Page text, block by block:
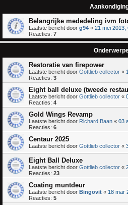
Belangrijke mededeling ivm
Laatste bericht door g94 « 21 mei 2013,
Reacties: 7
Restoratie van firepower
Laatste bericht door Gottlieb collector «
Reacties: 3
Eight ball deluxe (tweede
Laatste bericht door Gottlieb collector «
Reacties: 4
Gold Wings Revamp
Laatste bericht door Richard Baan « 03
Reacties: 6
Centaur 2025
Laatste bericht door Gottlieb collector «
Eight Ball Deluxe
Laatste bericht door Gottlieb collector «
Reacties: 23
Coating muntdeur
Laatste bericht door Bingovit « 18 mar
Reacties: 5